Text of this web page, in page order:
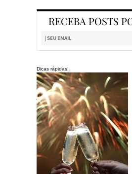
RECEBA POSTS
Dicas rápidas!